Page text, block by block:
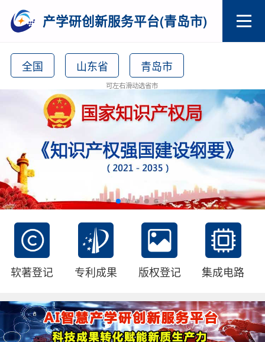
产学研创新服务平台(青岛市)
全国 山东省 青岛市
可左右滑动选省市
软著登记 专利成果 版权登记 集成电路